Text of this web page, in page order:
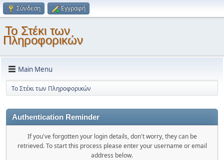
Σύνδεση Εγγραφή
Το Στέκι των
Πληροφορικών
Main Menu
Το Στέκι των Πληροφορικών
Authentication Reminder
If you've forgotten your login details, don't worry, they can be
retrieved. To start this process please enter your username or email
address below.